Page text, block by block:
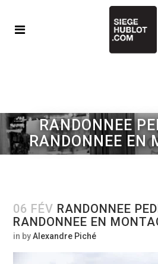
RANDONNEE
RANDONNEE EN
06 FÉV RANDONNEE
RANDONNEE EN
in byAlexandre Piché